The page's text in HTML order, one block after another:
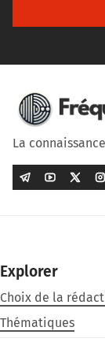
La
Explorer
Choix de la
Thématiques